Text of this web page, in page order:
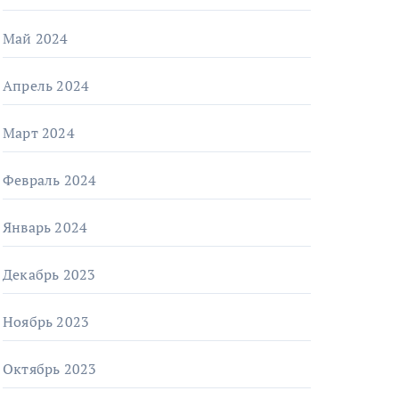
Май 2024
Апрель 2024
Март 2024
Февраль 2024
Январь 2024
Декабрь 2023
Ноябрь 2023
Октябрь 2023